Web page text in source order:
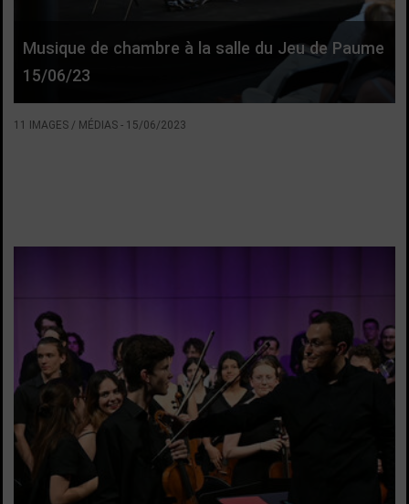
11 IMAGES / MÉDIAS - 15/06/2023
Musique de chambre à la salle du Jeu de Paume
15/06/23